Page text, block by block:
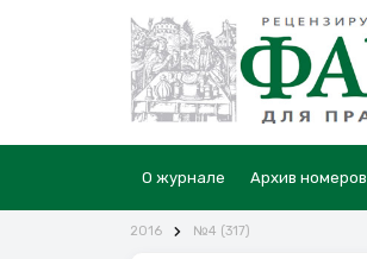
О журнале Архив номеров
2016 №4 (317)